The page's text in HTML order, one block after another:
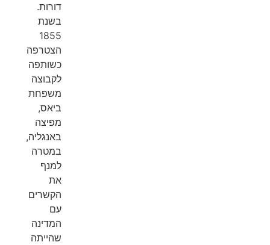
דורות.
בשנת
1855
הצטרפה
כשותפה
לקבוצה
משפחת
ביאס,
מפיצה
באנגליה,
במטרה
למנף
את
הקשרים
עם
המדינה
שהייתה